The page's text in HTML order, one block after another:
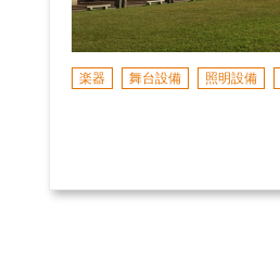
楽器 舞台設備 照明設備